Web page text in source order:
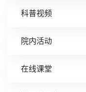
科普视频
院内活动
在线课堂